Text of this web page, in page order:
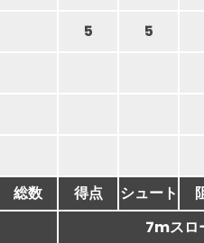
5
5
総数 得点 シュート
7mスロ